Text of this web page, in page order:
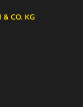
& CO. KG